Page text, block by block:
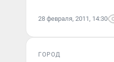
28 февраля, 2011, 14:30
ГОРОД